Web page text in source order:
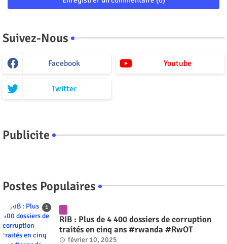
Suivez-Nous
Facebook Youtube
Twitter
Publicite
Postes Populaires
RIB : Plus de 4 400 dossiers de corruption
traités en cinq ans #rwanda #RwOT
février 10, 2025